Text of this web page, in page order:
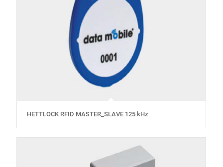
HETTLOCK RFID MASTER_SLAVE 125 kHz